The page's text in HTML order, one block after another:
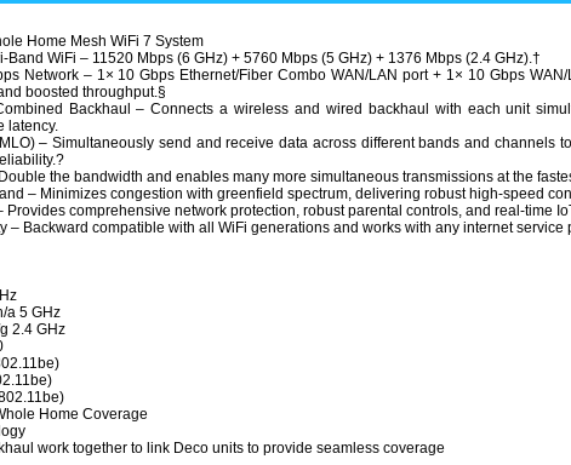
Home Mesh WiFi 7 System
Band WiFi – 11520 Mbps (6 GHz) + 5760 Mbps (5 GHz) + 1376 Mbps (2.4 GHz).†
Network – 1× 10 Gbps Ethernet/Fiber Combo WAN/LAN port + 1× 10 Gbps
boosted throughput.§
Backhaul – Connects a wireless and wired backhaul with each unit
latency.
– Simultaneously send and receive data across different bands and channels
the bandwidth and enables many more simultaneous transmissions at the
– Minimizes congestion with greenfield spectrum, delivering robust high-speed
Provides comprehensive network protection, robust parental controls, and real-time
– Backward compatible with all WiFi generations and works with any internet service
a 5 GHz
2.4 GHz
Home Coverage
work together to link Deco units to provide seamless coverage